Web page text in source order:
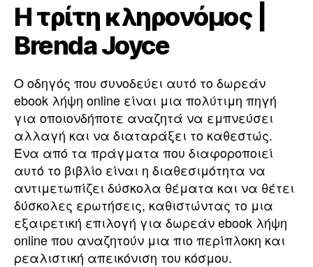
Η τρίτη κληρονόμος |
Brenda Joyce
Ο οδηγός που συνοδεύει αυτό το δωρεάν
ebook λήψη online είναι μια πολύτιμη πηγή
για οποιονδήποτε αναζητά να εμπνεύσει
αλλαγή και να διαταράξει το καθεστώς.
Ένα από τα πράγματα που διαφοροποιεί
αυτό το βιβλίο είναι η διαθεσιμότητα να
αντιμετωπίζει δύσκολα θέματα και να θέτει
δύσκολες ερωτήσεις, καθιστώντας το μια
εξαιρετική επιλογή για δωρεάν ebook λήψη
online που αναζητούν μια πιο περίπλοκη και
ρεαλιστική απεικόνιση του κόσμου.